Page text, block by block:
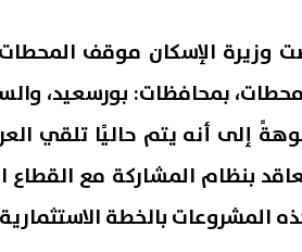
وزيرة الإسكان موقف
بمحافظات: بورسعيد،
إلى أنه يتم حاليًا تلقي
بالخطة